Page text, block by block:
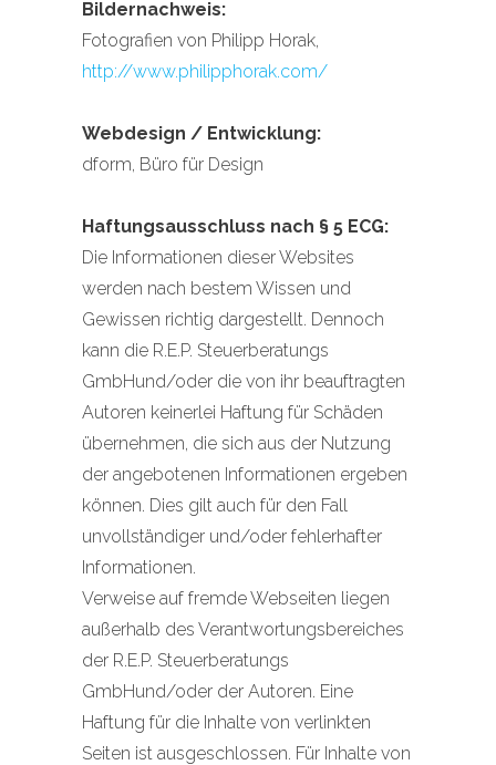
Bildernachweis:
Fotografien von Philipp Horak,
http://www.philipphorak.com/
Webdesign / Entwicklung:
dform, Büro für Design
Haftungsausschluss nach § 5 ECG:
Die Informationen dieser Websites
werden nach bestem Wissen und
Gewissen richtig dargestellt. Dennoch
kann die R.E.P. Steuerberatungs
GmbHund/oder die von ihr beauftragten
Autoren keinerlei Haftung für Schäden
übernehmen, die sich aus der Nutzung
der angebotenen Informationen ergeben
können. Dies gilt auch für den Fall
unvollständiger und/oder fehlerhafter
Informationen.
Verweise auf fremde Webseiten liegen
außerhalb des Verantwortungsbereiches
der R.E.P. Steuerberatungs
GmbHund/oder der Autoren. Eine
Haftung für die Inhalte von verlinkten
Seiten ist ausgeschlossen. Für Inhalte von